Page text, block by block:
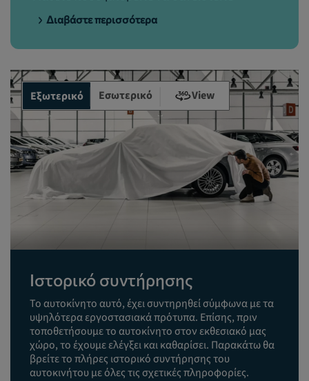
Διαβάστε περισσότερα
Εξωτερικό Εσωτερικό View
Ιστορικό συντήρησης
Το αυτοκίνητο αυτό, έχει συντηρηθεί σύμφωνα με τα
υψηλότερα εργοστασιακά πρότυπα. Επίσης, πριν
τοποθετήσουμε το αυτοκίνητο στον εκθεσιακό μας
χώρο, το έχουμε ελέγξει και καθαρίσει. Παρακάτω θα
βρείτε το πλήρες ιστορικό συντήρησης του
αυτοκινήτου με όλες τις σχετικές πληροφορίες.